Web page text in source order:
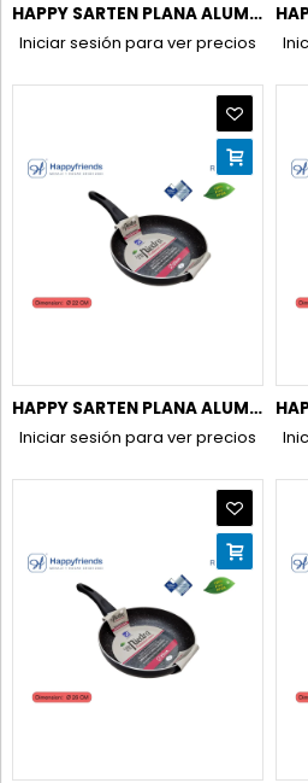
HAPPY SARTEN PLANA ALUM.INDUC. 18CM
Iniciar sesión para ver precios
HAPPY SARTEN PLANA ALUM.INDUC. 22CM
Iniciar sesión para ver precios